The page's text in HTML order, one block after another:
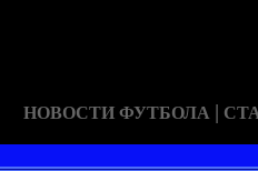
НОВОСТИ ФУТБОЛА |